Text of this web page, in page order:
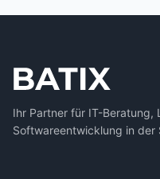
Ihr Partner für IT-Beratung,
Softwareentwicklung in der